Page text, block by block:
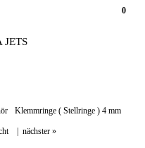
0
Klemmringe ( Stellringe ) 4 mm
| nächster »